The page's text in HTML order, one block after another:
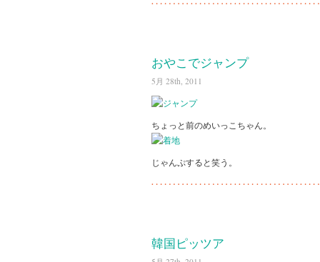
おやこでジャンプ
5月 28th, 2011
ちょっと前のめいっこちゃん。
じゃんぷすると笑う。
韓国ピッツア